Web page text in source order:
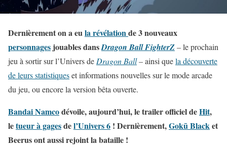
Dernièrement on a eula révélationde 3 nouveaux
personnages jouables dansDragon Ball FighterZ– le prochain
jeu à sortir sur l’Univers de Dragon Ball– ainsi quela découverte
de leurs statistiqueset informations nouvelles sur le mode arcade
du jeu, ou encore la version bêta ouverte.
Bandai Namcodévoile, aujourd’hui, le trailer officiel deHit,
letueur à gagesdel’Univers 6 ! Dernièrement,Gokū Blacket
Beerus ont aussi rejoint la bataille !